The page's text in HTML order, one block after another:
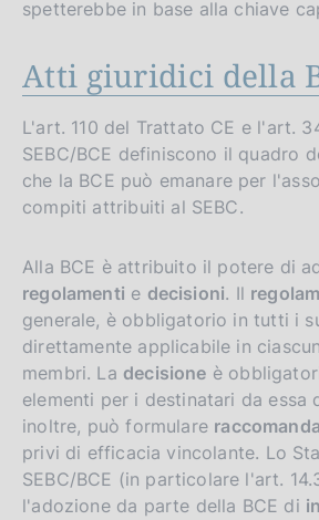
spetterebbe in base alla chiave
Atti giuridici della
L'art. 110 del Trattato CE e l'art.
SEBC/BCE definiscono il quadro
che la BCE può emanare per
compiti attribuiti al SEBC.
Alla BCE è attribuito il potere di
regolamenti e decisioni. Il
generale, è obbligatorio in tutti i
direttamente applicabile in
membri. La decisione è
elementi per i destinatari da essa
inoltre, può formulare
privi di efficacia vincolante. Lo
SEBC/BCE (in particolare l'art.
l'adozione da parte della BCE di